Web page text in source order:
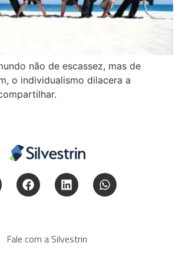
não de escassez, mas de
o individualismo dilacera a
Fale com a Silvestrin